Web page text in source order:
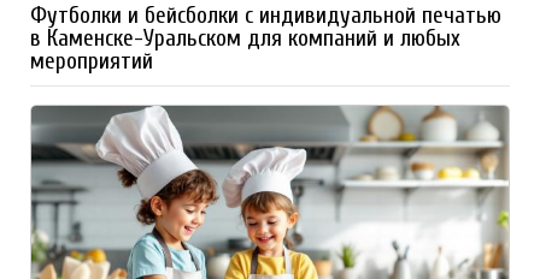
Футболки и бейсболки с индивидуальной печатью
в Каменске-Уральском для компаний и любых
мероприятий